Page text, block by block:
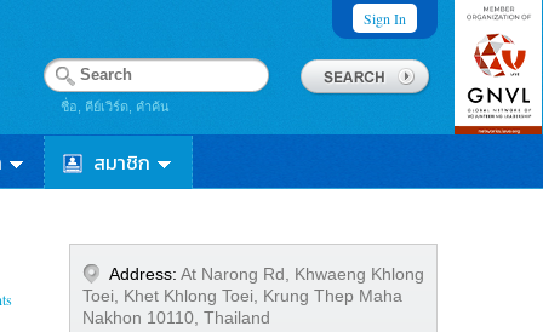
Sign In
ชื่อ, คีย์เวิร์ด, คำค้น
สมาชิก
Address: At Narong Rd, Khwaeng Khlong
Toei, Khet Khlong Toei, Krung Thep Maha
Nakhon 10110, Thailand